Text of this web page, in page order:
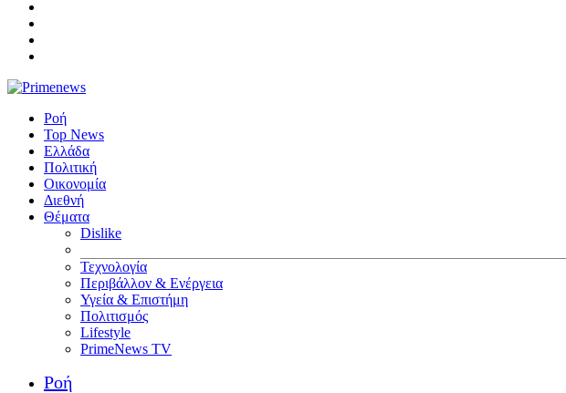
Ροή
Top News
Ελλάδα
Πολιτική
Οικονομία
Διεθνή
Θέματα
Dislike
Τεχνολογία
Περιβάλλον & Ενέργεια
Υγεία & Επιστήμη
Πολιτισμός
Lifestyle
PrimeNews TV
Ροή